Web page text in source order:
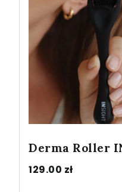
Derma Roller
129.00 zł